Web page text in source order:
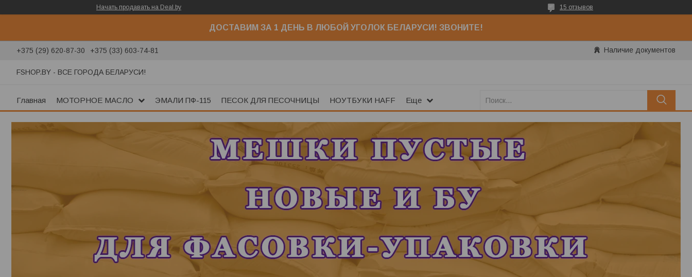
Начать продавать на Deal.by 15 отзывов
ДОСТАВИМ ЗА 1 ДЕНЬ В ЛЮБОЙ УГОЛОК БЕЛАРУСИ! ЗВОНИТЕ!
+375 (29) 620-87-30 +375 (33) 603-74-81 Наличие документов
FSHOP.BY - ВСЕ ГОРОДА БЕЛАРУСИ!
Главная МОТОРНОЕ МАСЛО ЭМАЛИ ПФ-115 ПЕСОК ДЛЯ ПЕСОЧНИЦЫ НОУТБУКИ HAFF Еще